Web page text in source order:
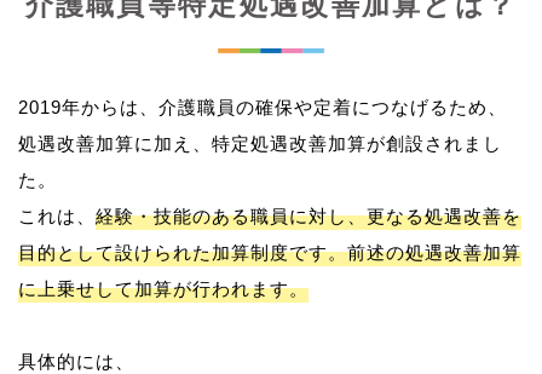
2019年からは、介護職員の確保や定着につなげるため、
処遇改善加算に加え、特定処遇改善加算が創設されまし
た。
これは、 経験・技能のある職員に対し、更なる処遇改善を
目的として設けられた加算制度です。前述の処遇改善加算
に上乗せして加算が行われます。
具体的には、